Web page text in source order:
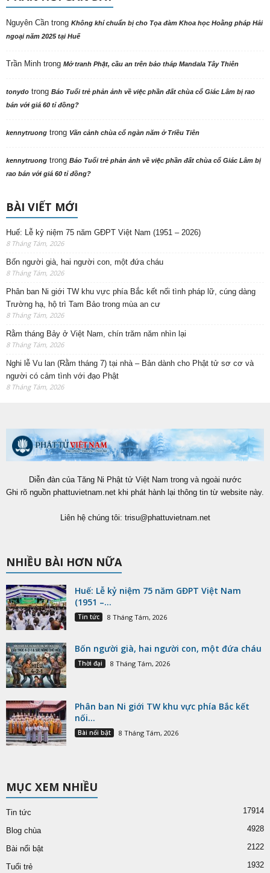
Nguyên Cần trong Không khí chuẩn bị cho Tọa đàm Khoa học Hoằng pháp Hải
ngoại năm 2025 tại Huế
Trần Minh trong Mở tranh Phật, cầu an trên bảo tháp Mandala Tây Thiên
tonydo trong Báo Tuổi trẻ phản ảnh về việc phần đất chùa cổ Giác Lâm bị rao
bán với giá 60 tỉ đồng?
kennytruong trong Vãn cảnh chùa cổ ngàn năm ở Triều Tiên
kennytruong trong Báo Tuổi trẻ phản ảnh về việc phần đất chùa cổ Giác Lâm bị
rao bán với giá 60 tỉ đồng?
BÀI VIẾT MỚI
Huế: Lễ kỷ niệm 75 năm GĐPT Việt Nam (1951 – 2026)
8 Tháng Tám, 2026
Bốn người già, hai người con, một đứa cháu
8 Tháng Tám, 2026
Phân ban Ni giới TW khu vực phía Bắc kết nối tình pháp lữ, cúng dàng
Trường hạ, hộ trì Tam Bảo trong mùa an cư
8 Tháng Tám, 2026
Rằm tháng Bảy ở Việt Nam, chín trăm năm nhìn lại
8 Tháng Tám, 2026
Nghi lễ Vu lan (Rằm tháng 7) tại nhà – Bản dành cho Phật tử sơ cơ và
người có cảm tình với đạo Phật
8 Tháng Tám, 2026
Diễn đàn của Tăng Ni Phật tử Việt Nam trong và ngoài nước
Ghi rõ nguồn phattuvietnam.net khi phát hành lại thông tin từ website này.
Liên hệ chúng tôi: trisu@phattuvietnam.net
NHIỀU BÀI HƠN NỮA
Huế: Lễ kỷ niệm 75 năm GĐPT Việt Nam
(1951 –...
Tin tức 8 Tháng Tám, 2026
Bốn người già, hai người con, một đứa cháu
Thời đại 8 Tháng Tám, 2026
Phân ban Ni giới TW khu vực phía Bắc kết
nối...
Bài nổi bật 8 Tháng Tám, 2026
MỤC XEM NHIỀU
Tin tức 17914
Blog chùa 4928
Bài nổi bật 2122
Tuổi trẻ 1932